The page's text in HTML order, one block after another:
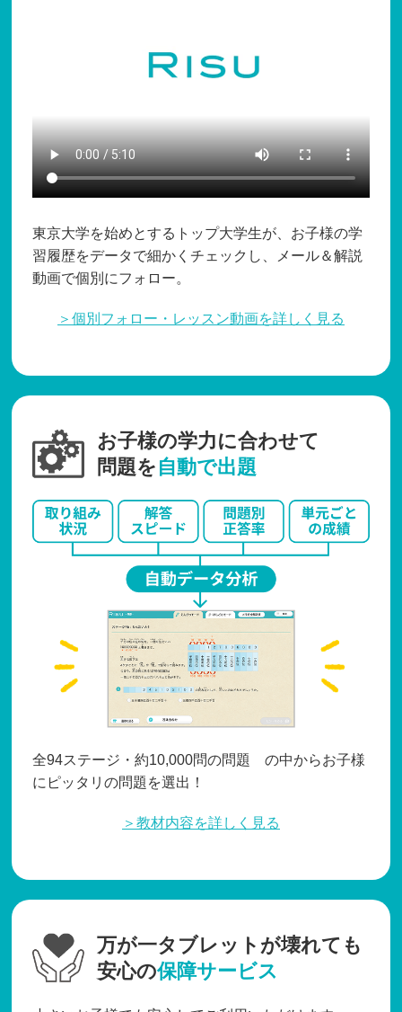
東京大学を始めとするトップ大学生が、お子様の学
習履歴をデータで細かくチェックし、メール＆解説
動画で個別にフォロー。
＞個別フォロー・レッスン動画を詳しく見る
お子様の学力に合わせて
問題を 自動で出題
全94ステージ・約10,000問の問題 の中からお子様
にピッタリの問題を選出！
＞教材内容を詳しく見る
万が一タブレットが壊れても
安心の保障サービス